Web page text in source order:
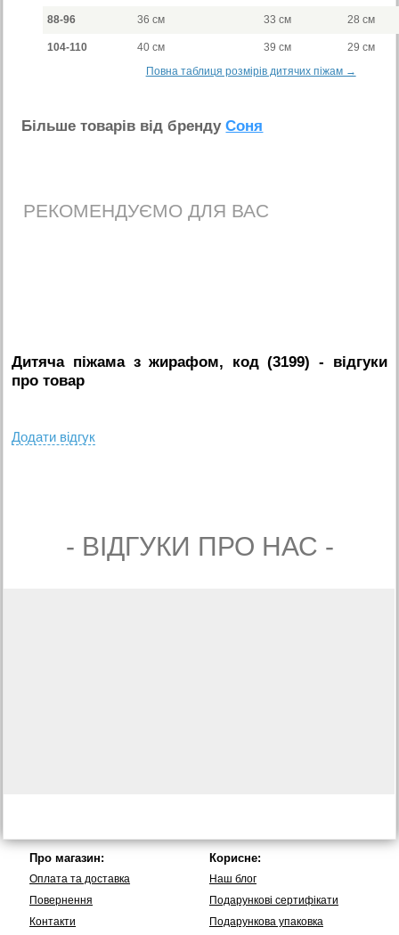
88-96 36 см 33 см 28 см
104-110 40 см 39 см
29 см
Повна таблиця розмірів дитячих піжам →
Бiльше товарiв вiд брендуСоня
РЕКОМЕНДУЄМО ДЛЯ ВАС
Дитяча піжама з жирафом, код (3199) - вiдгуки
про товар
Додати вiдгук
- ВIДГУКИ ПРО НАС -
Про магазин:
Оплата та доставка
Повернення
Контакти
Корисне:
Наш блог
Подарункові сертифікати
Подарункова упаковка